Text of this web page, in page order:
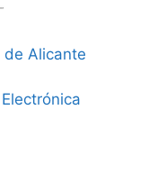
de Alicante